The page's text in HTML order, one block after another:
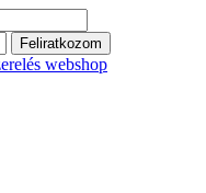
Feliratkozom